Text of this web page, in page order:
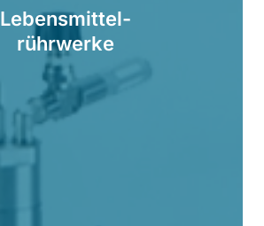
Lebensmittel-
rührwerke